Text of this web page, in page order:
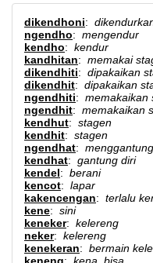
dikendhoni:
ngendho: mengendur
kendho: kendur
kandhitan: memakai
dikendhiti: dipakaikan
dikendhit: dipakaikan
ngendhiti: memakaikan
ngendhit: memakaikan
kendhut: stagen
kendhit: stagen
ngendhat:
kendhat: gantung diri
kendel: berani
kencot: lapar
kakencengan: terlalu
kene: sini
keneker: kelereng
neker: kelereng
kenekeran: bermain